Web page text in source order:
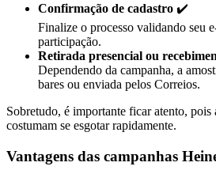
Confirmação de cadastro ✔️
Finalize o processo validando seu
participação.
Retirada presencial ou
Dependendo da campanha, a
bares ou enviada pelos Correios.
Sobretudo, é importante ficar atento, pois
costumam se esgotar rapidamente.
Vantagens das campanhas